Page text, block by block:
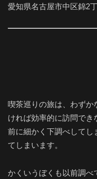
愛知県名古屋市中区錦2
喫茶巡りの旅は、わずか
ければ効率的に訪問で
前に細かく下調べしてし
てしまいます。
かくいうぼくも以前調べ